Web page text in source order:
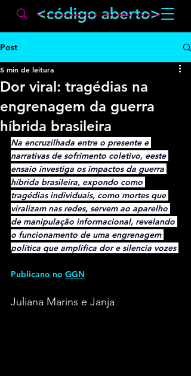
Post
Dor viral: tragédias na
engrenagem da guerra
híbrida brasileira
5 min de leitura
Na encruzilhada entre o presente e
narrativas de sofrimento coletivo, eeste
ensaio investiga os impactos da guerra
híbrida brasileira, expondo como
tragédias individuais, como mortes que
viralizam nas redes, servem ao aparelho
de manipulação informacional, revelando
o funcionamento de uma engrenagem
política que amplifica dor e silencia vozes
Publicano no GGN
Juliana Marins e Janja